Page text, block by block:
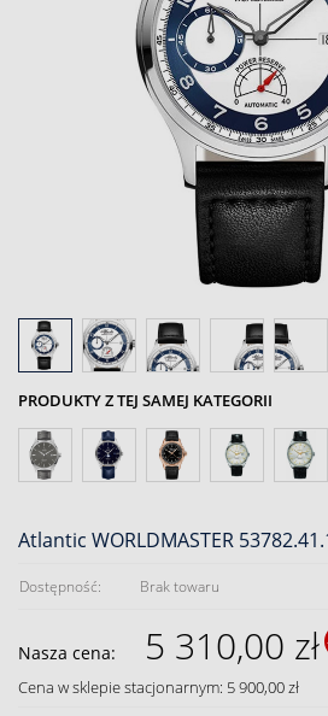
PRODUKTY Z TEJ SAMEJ KATEGORII
Atlantic WORLDMASTER
Dostępność: Brak towaru
Nasza cena: 5 310,00 zł
Cena w sklepie stacjonarnym: 5 900,00 zł